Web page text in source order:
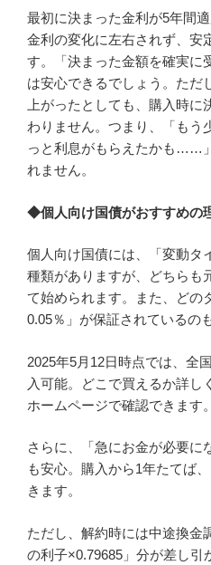
最初に決まった金利が5年間
金利の変化に左右されず、安
す。「決まった金額を確実に
は安心できるでしょう。ただ
上がったとしても、購入時
わりません。つまり、「もう
っと利息がもらえたかも……
れません。
◆個人向け国債がおすすめの
個人向け国債には、「変動タ
種類がありますが、どちらも
て始められます。また、どの
0.05％」が保証されているの
2025年5月12日時点では、全
入可能。どこで買えるか詳し
ホームページで確認できます。
さらに、「急にお金が必要
も安心。購入から1年たてば
きます。
ただし、解約時には中途換金
の利子×0.79685」分が差し引